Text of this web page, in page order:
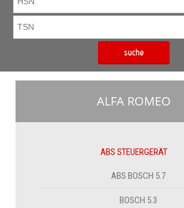
suche
ALFA ROMEO
ABS STEUERGERÄT
ABS BOSCH 5.7
BOSCH 5.3